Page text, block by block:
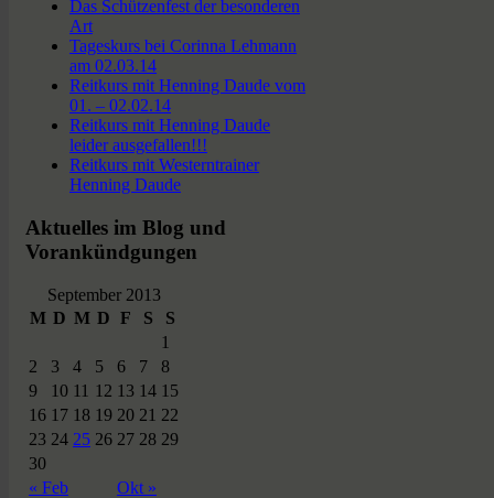
Das Schützenfest der besonderen
Art
Tageskurs bei Corinna Lehmann
am 02.03.14
Reitkurs mit Henning Daude vom
01. – 02.02.14
Reitkurs mit Henning Daude
leider ausgefallen!!!
Reitkurs mit Westerntrainer
Henning Daude
Aktuelles im Blog und
Vorankündgungen
September 2013
M D M D F S S
« Feb Okt »
1
2
3 4 5 6 7
8
9
10 11 12 13 14 15
16 17 18 19 20 21 22
23 24 25 26 27 28 29
30